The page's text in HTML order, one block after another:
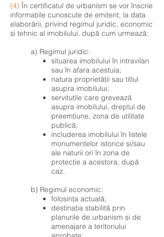
(4) În certificatul de urbanism se vor înscrie
informațiile cunoscute de emitent, la data
elaborării, privind regimul juridic, economic
și tehnic al imobilului, după cum urmează:
a) Regimul juridic:
situarea imobilului în intravilan
sau în afara acestuia;
natura proprietății sau titlul
asupra imobilului;
servituțile care grevează
asupra imobilului, dreptul de
preemțiune, zona de utilitate
publică;
includerea imobilului în listele
monumentelor istorice și/sau
ale naturii ori în zona de
protecție a acestora, după
caz.
b) Regimul economic:
folosința actuală;
destinația stabilită prin
planurile de urbanism și de
amenajare a teritoriului